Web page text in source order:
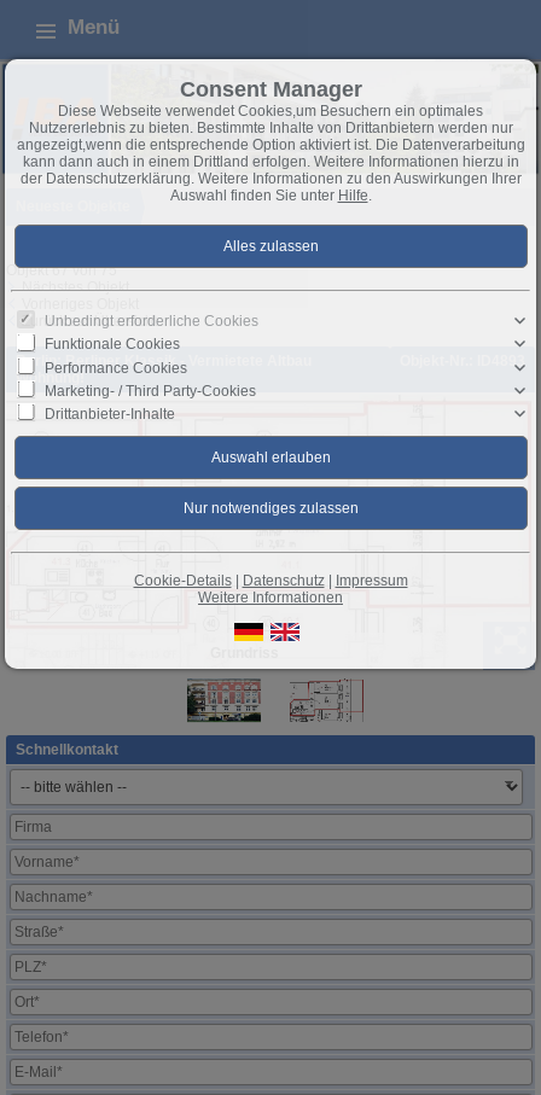
Menü
Objekt 67 von 75
Nächstes Objekt
Zurück zur Übersicht
Berlin: Berliner Klassik - Vermietete Altbau
Wohnung!
Objekt-Nr.: ID4893
Schnellkontakt
Consent Manager
Diese Webseite verwendet Cookies,um Besuchern ein optimales
Nutzererlebnis zu bieten. Bestimmte Inhalte von Drittanbietern werden nur
angezeigt,wenn die entsprechende Option aktiviert ist. Die Datenverarbeitung
kann dann auch in einem Drittland erfolgen. Weitere Informationen hierzu in
der Datenschutzerklärung. Weitere Informationen zu den Auswirkungen Ihrer
Auswahl finden Sie unter Hilfe.
Unbedingt erforderliche Cookies
Funktionale Cookies
Performance Cookies
Marketing- / Third Party-Cookies
Drittanbieter-Inhalte
Cookie-Details| Datenschutz|
Impressum
Weitere Informationen